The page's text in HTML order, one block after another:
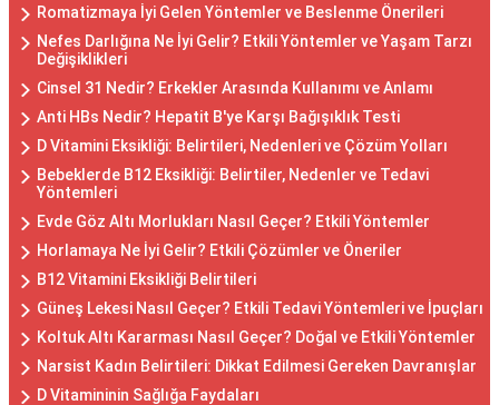
Romatizmaya İyi Gelen Yöntemler ve Beslenme Önerileri
Nefes Darlığına Ne İyi Gelir? Etkili Yöntemler ve Yaşam Tarzı
Değişiklikleri
Cinsel 31 Nedir? Erkekler Arasında Kullanımı ve Anlamı
Anti HBs Nedir? Hepatit B'ye Karşı Bağışıklık Testi
D Vitamini Eksikliği: Belirtileri, Nedenleri ve Çözüm Yolları
Bebeklerde B12 Eksikliği: Belirtiler, Nedenler ve Tedavi
Yöntemleri
Evde Göz Altı Morlukları Nasıl Geçer? Etkili Yöntemler
Horlamaya Ne İyi Gelir? Etkili Çözümler ve Öneriler
B12 Vitamini Eksikliği Belirtileri
Güneş Lekesi Nasıl Geçer? Etkili Tedavi Yöntemleri ve İpuçları
Koltuk Altı Kararması Nasıl Geçer? Doğal ve Etkili Yöntemler
Narsist Kadın Belirtileri: Dikkat Edilmesi Gereken Davranışlar
D Vitamininin Sağlığa Faydaları